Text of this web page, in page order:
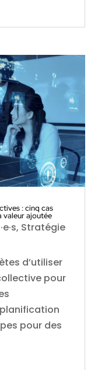
: cinq cas
valeur ajoutée
, Stratégie
d’utiliser
pour
pour des